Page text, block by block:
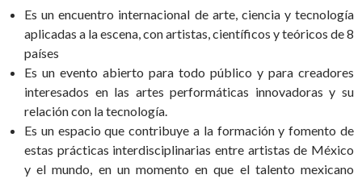
Es un encuentro internacional de arte, ciencia y tecnología
aplicadas a la escena, con artistas, científicos y teóricos de 8
países
Es un evento abierto para todo público y para creadores
interesados en las artes performáticas innovadoras y su
relación con la tecnología.
Es un espacio que contribuye a la formación y fomento de
estas prácticas interdisciplinarias entre artistas de México
y el mundo, en un momento en que el talento mexicano